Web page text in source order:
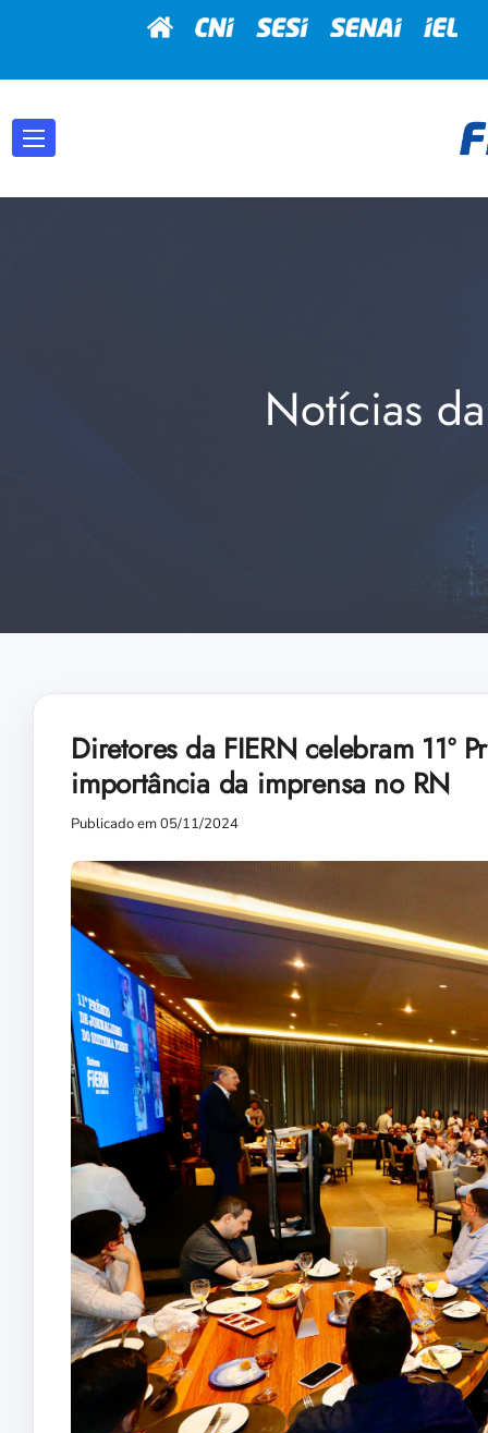
Notícias
Diretores da FIERN celebram 11º
importância da imprensa no RN
Publicado em 05/11/2024